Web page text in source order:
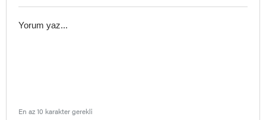
En az 10 karakter gerekli